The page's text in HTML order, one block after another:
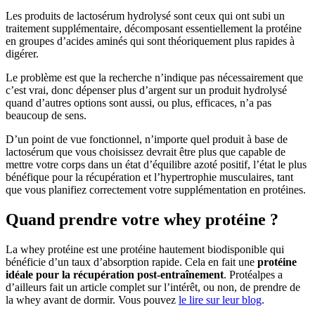
Les produits de lactosérum hydrolysé sont ceux qui ont subi un
traitement supplémentaire, décomposant essentiellement la protéine
en groupes d’acides aminés qui sont théoriquement plus rapides à
digérer.
Le problème est que la recherche n’indique pas nécessairement que
c’est vrai, donc dépenser plus d’argent sur un produit hydrolysé
quand d’autres options sont aussi, ou plus, efficaces, n’a pas
beaucoup de sens.
D’un point de vue fonctionnel, n’importe quel produit à base de
lactosérum que vous choisissez devrait être plus que capable de
mettre votre corps dans un état d’équilibre azoté positif, l’état le plus
bénéfique pour la récupération et l’hypertrophie musculaires, tant
que vous planifiez correctement votre supplémentation en protéines.
Quand prendre votre whey protéine ?
La whey protéine est une protéine hautement biodisponible qui
bénéficie d’un taux d’absorption rapide. Cela en fait une protéine
idéale pour la récupération post-entraînement. Protéalpes a
d’ailleurs fait un article complet sur l’intérêt, ou non, de prendre de
la whey avant de dormir. Vous pouvez le lire sur leur blog.